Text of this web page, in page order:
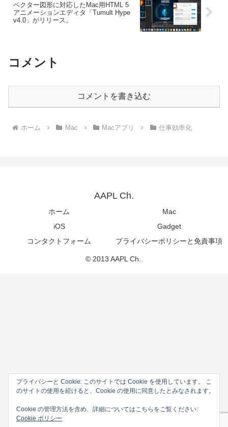
ベクター図形に対応したMac用HTML 5
アニメーションエディタ「Tumult Hype
v4.0」がリリース。
コメント
コメントを書き込む
ホーム Mac Macアプリ 仕事効率化
AAPL Ch.
ホーム
Mac
iOS
Gadget
コンタクトフォーム
プライバシーポリシーと免責事項
© 2013 AAPL Ch..
プライバシーと Cookie: このサイトでは Cookie を使用しています。 こ
のサイトの使用を続けると、Cookie の使用に同意したとみなされます。
Cookie の管理方法を含め、詳細についてはこちらをご覧ください:
Cookie ポリシー